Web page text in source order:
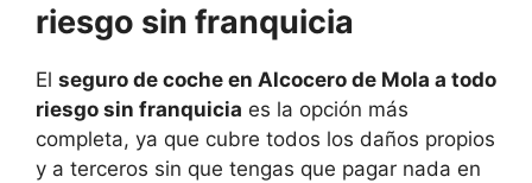
riesgo sin franquicia
El seguro de coche en Alcocero de Mola a todo
riesgo sin franquicia es la opción más
completa, ya que cubre todos los daños propios
y a terceros sin que tengas que pagar nada en